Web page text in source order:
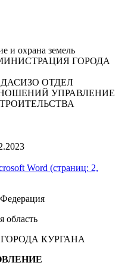
и охрана земель
ГОРОДА
ДАСИЗО ОТДЕЛ
УПРАВЛЕНИЕ
Word (страниц: 2,
область
КУРГАНА